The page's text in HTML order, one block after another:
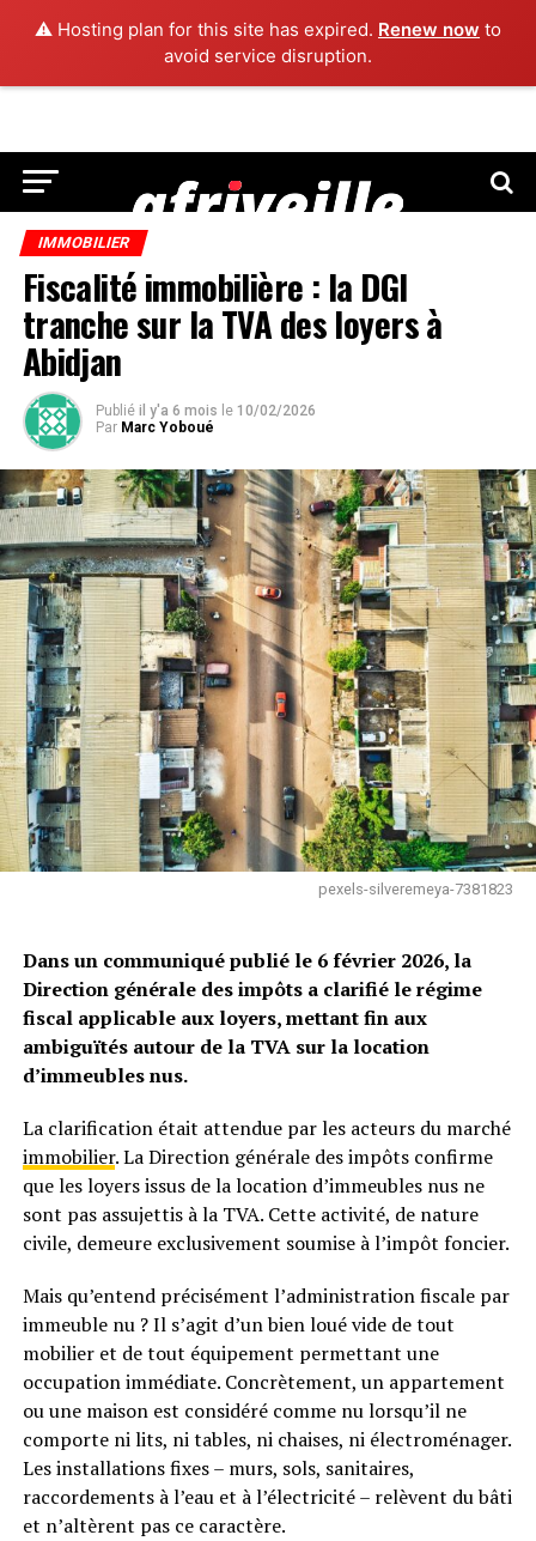
⚠️ Hosting plan for this site has expired. Renew now to
avoid service disruption.
IMMOBILIER
Fiscalité immobilière : la DGI
tranche sur la TVA des loyers à
Abidjan
Publié il y'a 6 mois le 10/02/2026
Par Marc Yoboué
pexels-silveremeya-7381823
Dans un communiqué publié le 6 février 2026, la
Direction générale des impôts a clarifié le régime
fiscal applicable aux loyers, mettant fin aux
ambiguïtés autour de la TVA sur la location
d’immeubles nus.
La clarification était attendue par les acteurs du marché
immobilier. La Direction générale des impôts confirme
que les loyers issus de la location d’immeubles nus ne
sont pas assujettis à la TVA. Cette activité, de nature
civile, demeure exclusivement soumise à l’impôt foncier.
Mais qu’entend précisément l’administration fiscale par
immeuble nu ? Il s’agit d’un bien loué vide de tout
mobilier et de tout équipement permettant une
occupation immédiate. Concrètement, un appartement
ou une maison est considéré comme nu lorsqu’il ne
comporte ni lits, ni tables, ni chaises, ni électroménager.
Les installations fixes – murs, sols, sanitaires,
raccordements à l’eau et à l’électricité – relèvent du bâti
et n’altèrent pas ce caractère.